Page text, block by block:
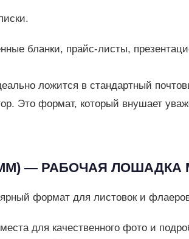
бланки, прайс-листы,
ложится в стандартный
Это формат, который внушает
ММ) — РАБОЧАЯ ЛОШАДКА
формат для листовок и
для качественного фото и